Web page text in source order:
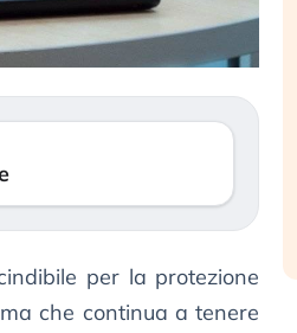
per la protezione
che continua a tenere
vita è rovinata». Investitori
al panico dopo lo scoppio
AI
mentre gli investitori retail (…)